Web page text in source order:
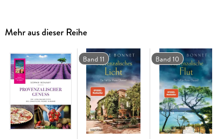
Die Ermittlungen führen Pierre Durand zu einem kriminellen
Netzwerk, das auch vor denen keinen Halt macht, die ihm
'Niemand verbindet Genuss und Verbrechen so harmonisch
wie Sophie Bonnet in ihren Provence-Krimis.' Hamburger
Morgenpost
Mehr Südfrankreich gefällig? Lesen Sie auch weitere Romane
der hoch spannenden 'Pierre Durand'-Reihe!
Alle Bände sind eigenständige Fälle und können unabhängig
voneinander gelesen werden.
Mehr aus dieser Reihe
Band 11 Band 10